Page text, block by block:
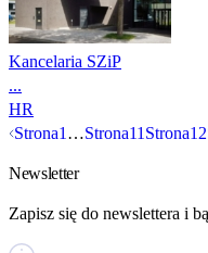
Kancelaria SZiP
...
HR
Nawigacja
po
wpisach
Strona1 …Strona11 Strona12
Newsletter
Zapisz się do newslettera i